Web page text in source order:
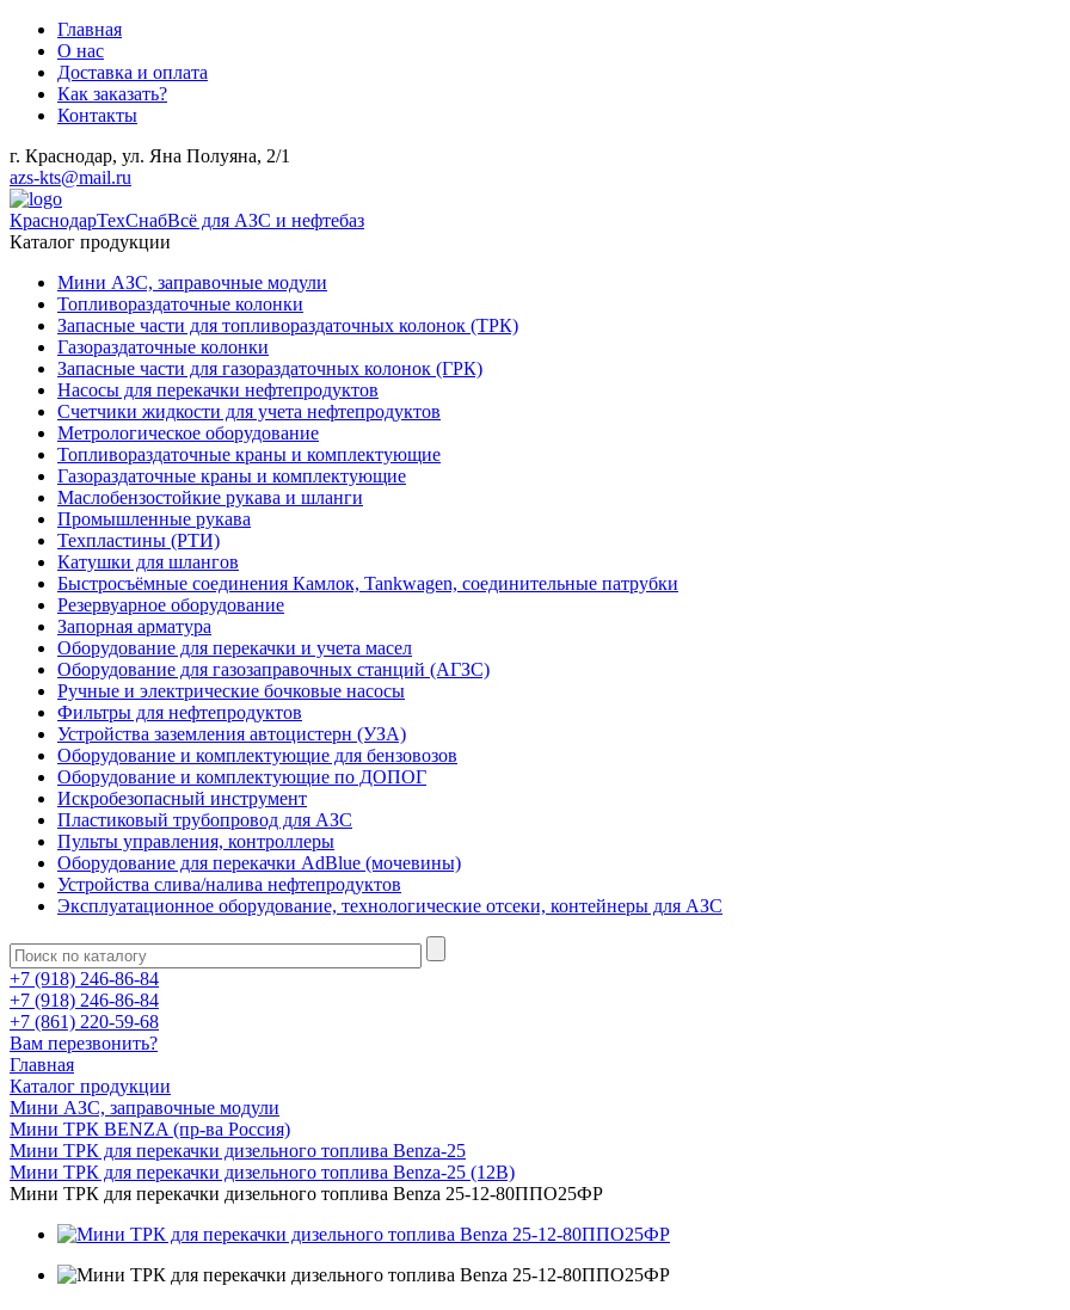
Главная
О нас
Доставка и оплата
Как заказать?
Контакты
г. Краснодар, ул. Яна Полуяна, 2/1
azs-kts@mail.ru
КраснодарТехСнабВсё для АЗС и нефтебаз
Каталог продукции
Мини АЗС, заправочные модули
Топливораздаточные колонки
Запасные части для топливораздаточных колонок (ТРК)
Газораздаточные колонки
Запасные части для газораздаточных колонок (ГРК)
Насосы для перекачки нефтепродуктов
Счетчики жидкости для учета нефтепродуктов
Метрологическое оборудование
Топливораздаточные краны и комплектующие
Газораздаточные краны и комплектующие
Маслобензостойкие рукава и шланги
Промышленные рукава
Техпластины (РТИ)
Катушки для шлангов
Быстросъёмные соединения Камлок, Tankwagen, соединительные патрубки
Резервуарное оборудование
Запорная арматура
Оборудование для перекачки и учета масел
Оборудование для газозаправочных станций (АГЗС)
Ручные и электрические бочковые насосы
Фильтры для нефтепродуктов
Устройства заземления автоцистерн (УЗА)
Оборудование и комплектующие для бензовозов
Оборудование и комплектующие по ДОПОГ
Искробезопасный инструмент
Пластиковый трубопровод для АЗС
Пульты управления, контроллеры
Оборудование для перекачки AdBlue (мочевины)
Устройства слива/налива нефтепродуктов
Эксплуатационное оборудование, технологические отсеки, контейнеры для АЗС
+7 (918) 246-86-84
+7 (918) 246-86-84
+7 (861) 220-59-68
Вам перезвонить?
Главная
Каталог продукции
Мини АЗС, заправочные модули
Мини ТРК BENZA (пр-ва Россия)
Мини ТРК для перекачки дизельного топлива Benza-25
Мини ТРК для перекачки дизельного топлива Benza-25 (12В)
Мини ТРК для перекачки дизельного топлива Benza 25-12-80ППО25ФР